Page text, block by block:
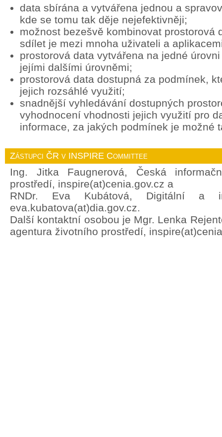
data sbírána a vytvářena jednou a
kde se tomu tak děje nejefektivněji;
možnost bezešvě kombinovat prostorová
sdílet je mezi mnoha uživateli a
prostorová data vytvářena na jedné
jejími dalšími úrovněmi;
prostorová data dostupná za podmínek,
jejich rozsáhlé využití;
snadnější vyhledávání dostupných
vyhodnocení vhodnosti jejich využití pro
informace, za jakých podmínek je možné
Zástupci ČR v INSPIRE Committee
Ing. Jitka Faugnerová, Česká
prostředí, inspire(at)cenia.gov.cz a
RNDr. Eva Kubátová, Digitální a
eva.kubatova(at)dia.gov.cz.
Další kontaktní osobou je Mgr. Lenka
agentura životního prostředí,